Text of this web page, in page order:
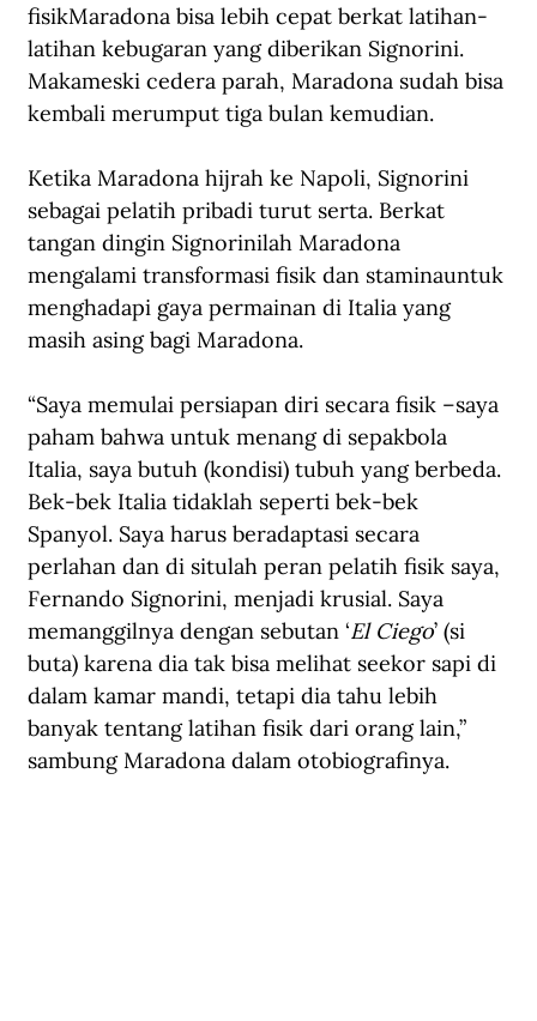
fisikMaradona bisa lebih cepat berkat latihan-
latihan kebugaran yang diberikan Signorini.
Makameski cedera parah, Maradona sudah bisa
kembali merumput tiga bulan kemudian.
Ketika Maradona hijrah ke Napoli, Signorini
sebagai pelatih pribadi turut serta. Berkat
tangan dingin Signorinilah Maradona
mengalami transformasi fisik dan staminauntuk
menghadapi gaya permainan di Italia yang
masih asing bagi Maradona.
“Saya memulai persiapan diri secara fisik –saya
paham bahwa untuk menang di sepakbola
Italia, saya butuh (kondisi) tubuh yang berbeda.
Bek-bek Italia tidaklah seperti bek-bek
Spanyol. Saya harus beradaptasi secara
perlahan dan di situlah peran pelatih fisik saya,
Fernando Signorini, menjadi krusial. Saya
memanggilnya dengan sebutan ‘El Ciego’ (si
buta) karena dia tak bisa melihat seekor sapi di
dalam kamar mandi, tetapi dia tahu lebih
banyak tentang latihan fisik dari orang lain,”
sambung Maradona dalam otobiografinya.